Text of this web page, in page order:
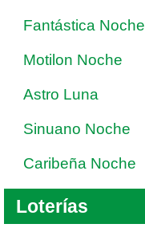
Fantástica Noche
Motilon Noche
Astro Luna
Sinuano Noche
Caribeña Noche
Loterías